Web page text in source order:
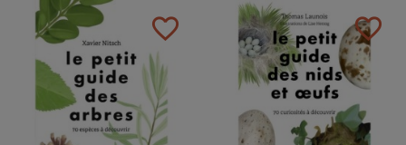
favorite_border favorite_border